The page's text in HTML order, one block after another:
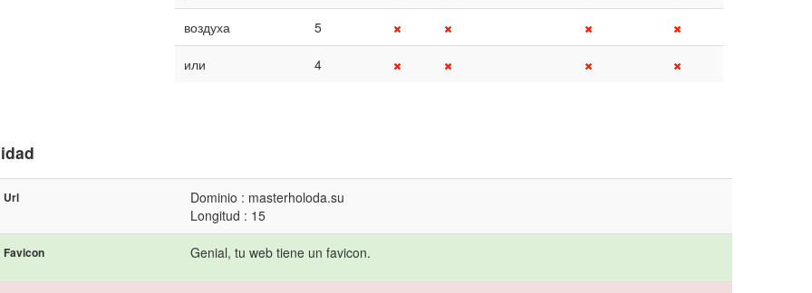
воздуха 5
или 4
Url
Dominio : masterholoda.su
Longitud : 15
Favicon Genial, tu web tiene un favicon.